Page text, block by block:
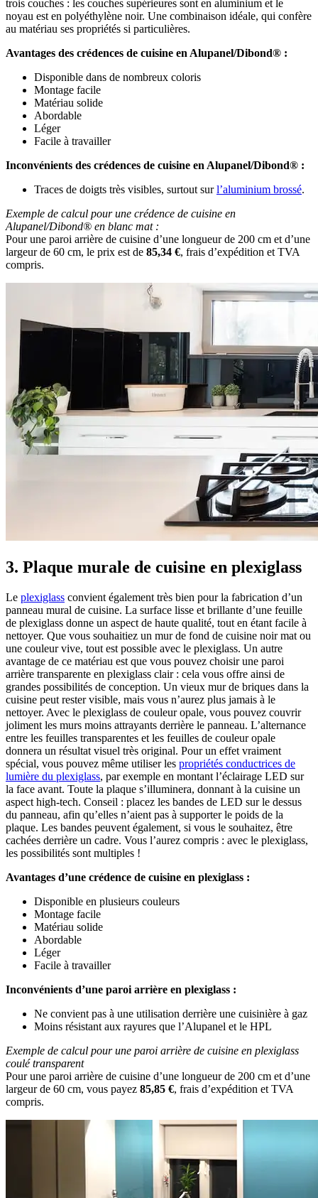
trois couches : les couches supérieures sont en aluminium et le
noyau est en polyéthylène noir. Une combinaison idéale, qui confère
au matériau ses propriétés si particulières.
Avantages des crédences de cuisine en Alupanel/Dibond® :
Disponible dans de nombreux coloris
Montage facile
Matériau solide
Abordable
Léger
Facile à travailler
Inconvénients des crédences de cuisine en Alupanel/Dibond® :
Traces de doigts très visibles, surtout surl’aluminium brossé.
Exemple de calcul pour une crédence de cuisine en
Alupanel/Dibond® en blanc mat :
Pour une paroi arrière de cuisine d’une longueur de 200 cm et d’une
largeur de 60 cm, le prix est de 85,34 €, frais d’expédition et TVA
compris.
3. Plaque murale de cuisine en plexiglass
Le plexiglass convient également très bien pour la fabrication d’un
panneau mural de cuisine. La surface lisse et brillante d’une feuille
de plexiglass donne un aspect de haute qualité, tout en étant facile à
nettoyer. Que vous souhaitiez un mur de fond de cuisine noir mat ou
une couleur vive, tout est possible avec le plexiglass. Un autre
avantage de ce matériau est que vous pouvez choisir une paroi
arrière transparente en plexiglass clair : cela vous offre ainsi de
grandes possibilités de conception. Un vieux mur de briques dans la
cuisine peut rester visible, mais vous n’aurez plus jamais à le
nettoyer. Avec le plexiglass de couleur opale, vous pouvez couvrir
joliment les murs moins attrayants derrière le panneau. L’alternance
entre les feuilles transparentes et les feuilles de couleur opale
donnera un résultat visuel très original. Pour un effet vraiment
spécial, vous pouvez même utiliser les propriétés conductrices de
lumière du plexiglass, par exemple en montant l’éclairage LED sur
la face avant. Toute la plaque s’illuminera, donnant à la cuisine un
aspect high-tech. Conseil : placez les bandes de LED sur le dessus
du panneau, afin qu’elles n’aient pas à supporter le poids de la
plaque. Les bandes peuvent également, si vous le souhaitez, être
cachées derrière un cadre. Vous l’aurez compris : avec le plexiglass,
les possibilités sont multiples !
Avantages d’une crédence de cuisine en plexiglass :
Disponible en plusieurs couleurs
Montage facile
Matériau solide
Abordable
Léger
Facile à travailler
Inconvénients d’une paroi arrière en plexiglass :
Ne convient pas à une utilisation derrière une cuisinière à gaz
Moins résistant aux rayures que l’Alupanel et le HPL
Exemple de calcul pour une paroi arrière de cuisine en plexiglass
coulé transparent
Pour une paroi arrière de cuisine d’une longueur de 200 cm et d’une
largeur de 60 cm, vous payez 85,85 €, frais d’expédition et TVA
compris.